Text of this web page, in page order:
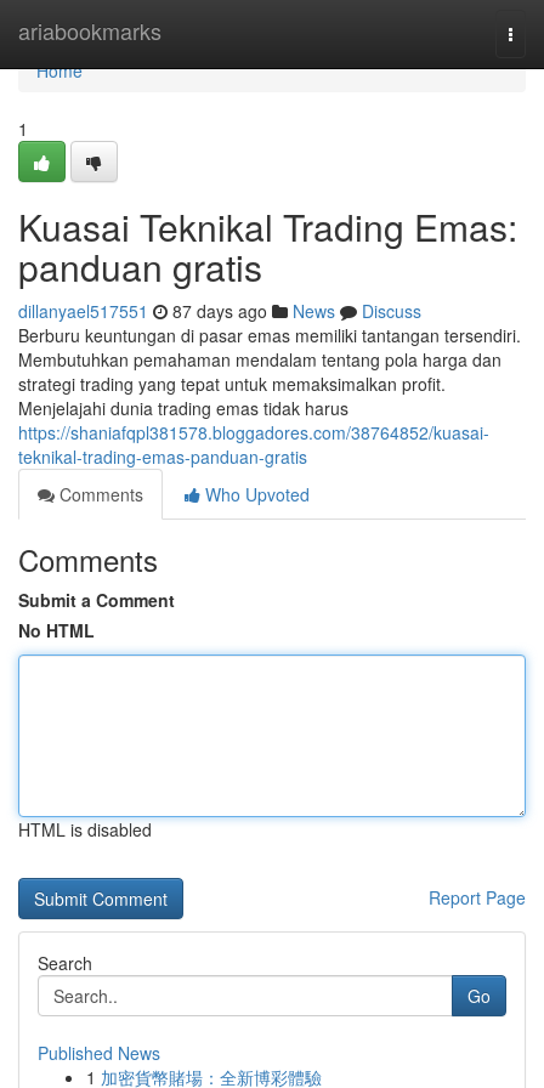
ariabookmarks
Home
Home
1
Kuasai Teknikal Trading Emas:
panduan gratis
dillanyael517551 87 days ago News
Discuss
Berburu keuntungan di pasar emas memiliki tantangan tersendiri.
Membutuhkan pemahaman mendalam tentang pola harga dan
strategi trading yang tepat untuk memaksimalkan profit.
Menjelajahi dunia trading emas tidak harus
https://shaniafqpl381578.bloggadores.com/38764852/kuasai-
teknikal-trading-emas-panduan-gratis
Comments
Who Upvoted
Comments
Submit a Comment
No HTML
HTML is disabled
Report Page
Search
Go
Published News
1 加密貨幣賭場：全新博彩體驗